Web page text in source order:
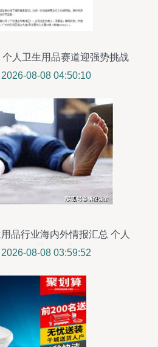
人卫生用品赛道迎强势挑战
者？08-08 04:50:10
品行业海内外情报汇总 个人
销售趋势与动态
08-08 03:59:52